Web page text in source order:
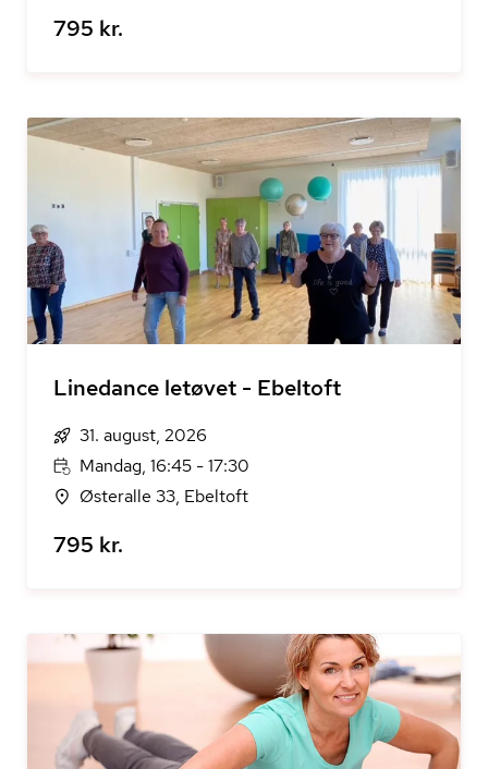
795 kr.
Linedance letøvet - Ebeltoft
31. august, 2026
Mandag, 16:45 - 17:30
Østeralle 33, Ebeltoft
795 kr.